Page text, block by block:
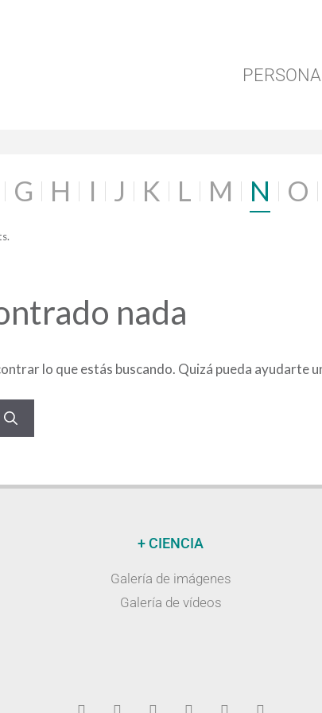
G H I J K L M N O
nada
lo que estás buscando. Quizá pueda ayudarte
+ CIENCIA
Galería de imágenes
Galería de vídeos